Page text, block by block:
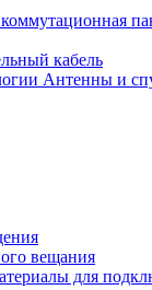
кабель
Антенны и
вещания
для